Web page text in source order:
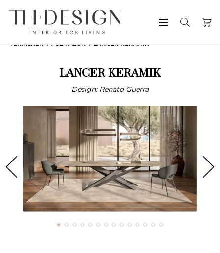
TERMÉKEK ASZTALOK LANCER KERAMIK
LANCER KERAMIK
Design: Renato Guerra